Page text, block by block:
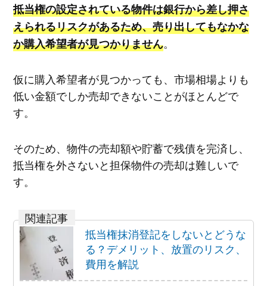
抵当権の設定されている物件は銀行から差し押さ
えられるリスクがあるため、売り出してもなかな
か購入希望者が見つかりません。
仮に購入希望者が見つかっても、市場相場よりも
低い金額でしか売却できないことがほとんどで
す。
そのため、物件の売却額や貯蓄で残債を完済し、
抵当権を外さないと担保物件の売却は難しいで
す。
抵当権抹消登記をしないとどうな
る？デメリット、放置のリスク、
費用を解説